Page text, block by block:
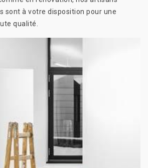
sont à votre disposition pour une
qualité.